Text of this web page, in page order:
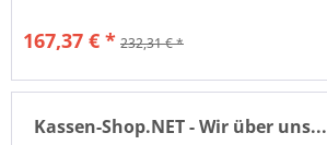
167,37 € * 232,31 € *
Kassen-Shop.NET - Wir über uns...